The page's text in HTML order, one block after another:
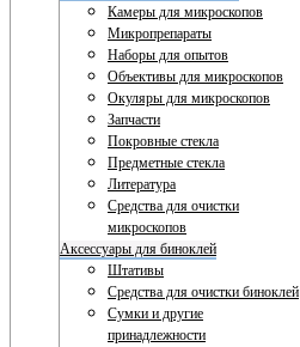
Камеры для микроскопов
Микропрепараты
Наборы для опытов
Объективы для микроскопов
Окуляры для микроскопов
Запчасти
Покровные стекла
Предметные стекла
Литература
Средства для очистки
микроскопов
Аксессуары для биноклей
Штативы
Средства для очистки биноклей
Сумки и другие
принадлежности